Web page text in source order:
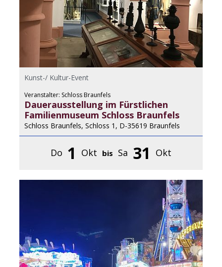
Kunst-/ Kultur-Event
Veranstalter: Schloss Braunfels
Dauerausstellung im Fürstlichen
Familienmuseum Schloss Braunfels
Schloss Braunfels, Schloss 1, D-35619 Braunfels
Do 1 Okt bis Sa 31 Okt